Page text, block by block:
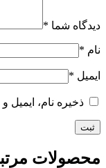
دیدگاه شما *
نام *
ایمیل *
ذخیره نام،
محصولات